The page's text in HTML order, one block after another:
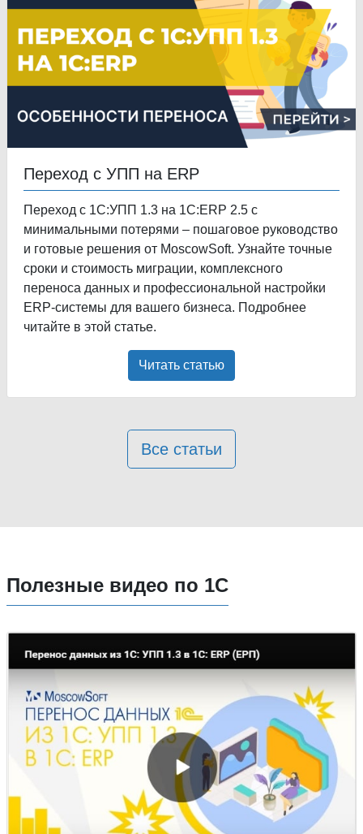
Переход с УПП на ERP
Переход с 1С:УПП 1.3 на 1С:ERP 2.5 с
минимальными потерями – пошаговое руководство
и готовые решения от MoscowSoft. Узнайте точные
сроки и стоимость миграции, комплексного
переноса данных и профессиональной настройки
ERP-системы для вашего бизнеса. Подробнее
читайте в этой статье.
Читать статью
Все статьи
Полезные видео по 1С